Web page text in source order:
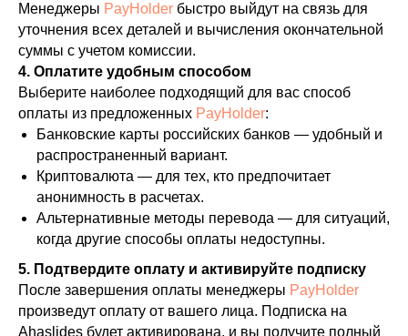
Менеджеры PayHolder быстро выйдут на связь для
уточнения всех деталей и вычисления окончательной
суммы с учетом комиссии.
4. Оплатите удобным способом
Выберите наиболее подходящий для вас способ
оплаты из предложенных PayHolder:
Банковские карты российских банков — удобный и
распространенный вариант.
Криптовалюта — для тех, кто предпочитает
анонимность в расчетах.
Альтернативные методы перевода — для ситуаций,
когда другие способы оплаты недоступны.
5. Подтвердите оплату и активируйте подписку
После завершения оплаты менеджеры PayHolder
произведут оплату от вашего лица. Подписка на
Ahaslides будет активирована, и вы получите полный